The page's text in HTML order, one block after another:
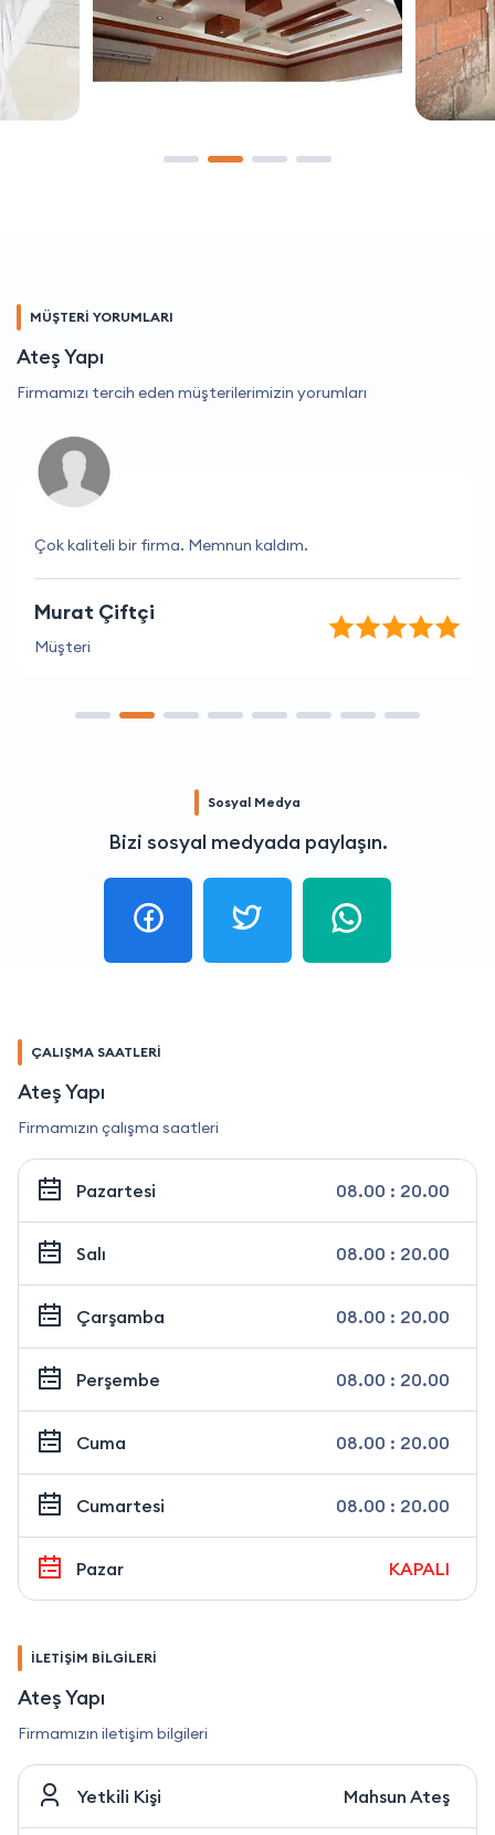
MÜŞTERİ YORUMLARI
Ateş Yapı
Firmamızı tercih eden müşterilerimizin yorumları
Çok kaliteli bir firma. Memnun kaldım.
Murat Çiftçi
Müşteri
Sosyal Medya
Bizi sosyal medyada paylaşın.
ÇALIŞMA SAATLERİ
Ateş Yapı
Firmamızın çalışma saatleri
Pazartesi 08.00 : 20.00
Salı 08.00 : 20.00
Çarşamba 08.00 : 20.00
Perşembe 08.00 : 20.00
Cuma 08.00 : 20.00
Cumartesi 08.00 : 20.00
Pazar KAPALI
İLETİŞİM BİLGİLERİ
Ateş Yapı
Firmamızın iletişim bilgileri
Yetkili Kişi Mahsun Ateş